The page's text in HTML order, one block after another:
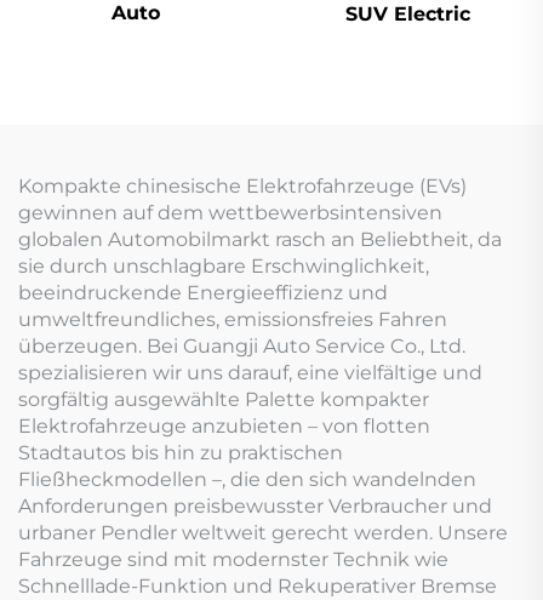
Auto SUV Electric
Kompakte chinesische Elektrofahrzeuge (EVs)
gewinnen auf dem wettbewerbsintensiven
globalen Automobilmarkt rasch an Beliebtheit, da
sie durch unschlagbare Erschwinglichkeit,
beeindruckende Energieeffizienz und
umweltfreundliches, emissionsfreies Fahren
überzeugen. Bei Guangji Auto Service Co., Ltd.
spezialisieren wir uns darauf, eine vielfältige und
sorgfältig ausgewählte Palette kompakter
Elektrofahrzeuge anzubieten – von flotten
Stadtautos bis hin zu praktischen
Fließheckmodellen –, die den sich wandelnden
Anforderungen preisbewusster Verbraucher und
urbaner Pendler weltweit gerecht werden. Unsere
Fahrzeuge sind mit modernster Technik wie
Schnelllade-Funktion und Rekuperativer Bremse